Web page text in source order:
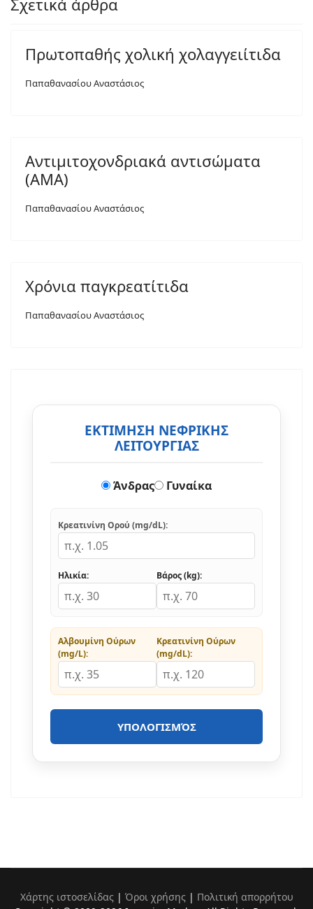
Σχετικά άρθρα
Πρωτοπαθής χολική χολαγγειίτιδα
Παπαθανασίου Αναστάσιος
Αντιμιτοχονδριακά αντισώματα
(AMA)
Παπαθανασίου Αναστάσιος
Χρόνια παγκρεατίτιδα
Παπαθανασίου Αναστάσιος
ΕΚΤΙΜΗΣΗ ΝΕΦΡΙΚΗΣ
ΛΕΙΤΟΥΡΓΙΑΣ
Άνδρας Γυναίκα
Κρεατινίνη Ορού (mg/dL):
Ηλικία: Βάρος (kg):
Αλβουμίνη Ούρων
(mg/L):
Κρεατινίνη Ούρων
(mg/dL):
ΥΠΟΛΟΓΙΣΜΌΣ
Χάρτης ιστοσελίδας| Όροι χρήσης| Πολιτική απορρήτου